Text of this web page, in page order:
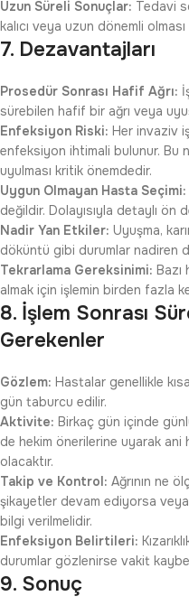
Uzun Süreli Sonuçlar: Tedavi
kalıcı veya uzun dönemli
7. Dezavantajları
Prosedür Sonrası Hafif Ağrı:
sürebilen hafif bir ağrı veya
Enfeksiyon Riski: Her invaziv
enfeksiyon ihtimali bulunur. Bu
uyulması kritik önemdedir.
Uygun Olmayan Hasta Seçimi:
değildir. Dolayısıyla detaylı ön
Nadir Yan Etkiler: Uyuşma,
döküntü gibi durumlar nadiren
Tekrarlama Gereksinimi: Bazı
almak için işlemin birden fazla
8. İşlem Sonrası
Gerekenler
Gözlem: Hastalar genellikle
gün taburcu edilir.
Aktivite: Birkaç gün içinde
de hekim önerilerine uyarak ani
olacaktır.
Takip ve Kontrol: Ağrının ne
şikayetler devam ediyorsa
bilgi verilmelidir.
Enfeksiyon Belirtileri:
durumlar gözlenirse vakit
9. Sonuç